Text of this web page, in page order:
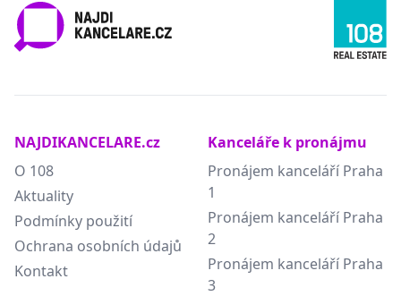
NAJDIKANCELARE.cz
O 108
Aktuality
Podmínky použití
Ochrana osobních údajů
Kontakt
Kanceláře k pronájmu
Pronájem kanceláří Praha
1
Pronájem kanceláří Praha
2
Pronájem kanceláří Praha
3